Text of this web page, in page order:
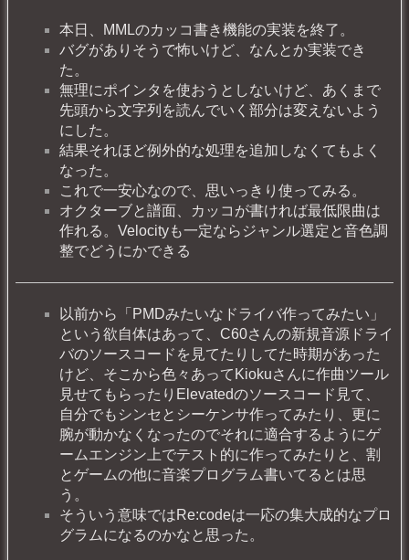
本日、MMLのカッコ書き機能の実装を終了。
バグがありそうで怖いけど、なんとか実装でき
た。
無理にポインタを使おうとしないけど、あくまで
先頭から文字列を読んでいく部分は変えないよう
にした。
結果それほど例外的な処理を追加しなくてもよく
なった。
これで一安心なので、思いっきり使ってみる。
オクターブと譜面、カッコが書ければ最低限曲は
作れる。Velocityも一定ならジャンル選定と音色調
整でどうにかできる
以前から「PMDみたいなドライバ作ってみたい」
という欲自体はあって、C60さんの新規音源ドライ
バのソースコードを見てたりしてた時期があった
けど、そこから色々あってKiokuさんに作曲ツール
見せてもらったりElevatedのソースコード見て、
自分でもシンセとシーケンサ作ってみたり、更に
腕が動かなくなったのでそれに適合するようにゲ
ームエンジン上でテスト的に作ってみたりと、割
とゲームの他に音楽プログラム書いてるとは思
う。
そういう意味ではRe:codeは一応の集大成的なプロ
グラムになるのかなと思った。